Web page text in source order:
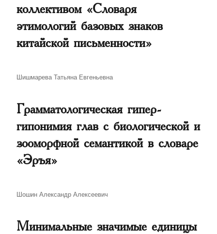
коллективом «Словаря
этимологий базовых знаков
китайской письменности»
Автор
Шишмарева Татьяна Евгеньевна
Грамматологическая гипер-
гипонимия глав с биологической и
зооморфной семантикой в словаре
«Эръя»
Автор
Шошин Александр Алексеевич
Минимальные значимые единицы